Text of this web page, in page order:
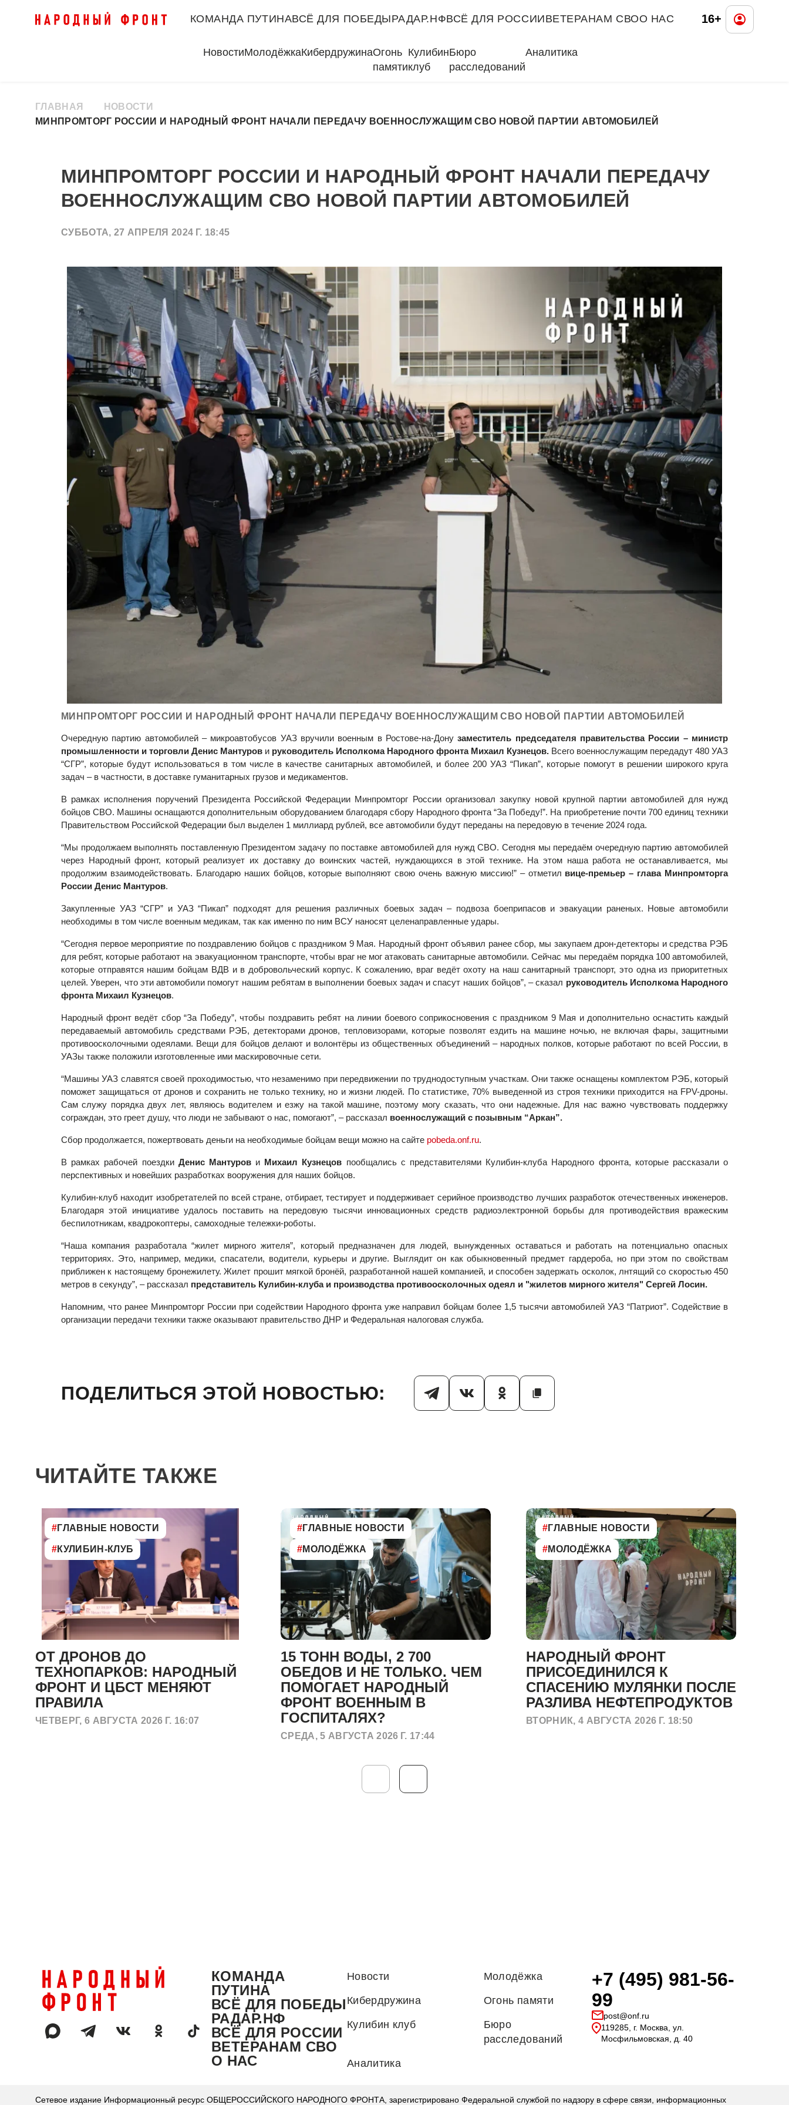
КОМАНДА ПУТИНАВСЁ ДЛЯ ПОБЕДЫРАДАР.НФВСЁ ДЛЯ РОССИИВЕТЕРАНАМ СВОО НАС 16+
НовостиМолодёжкаКибердружинаОгонь
памяти
Кулибин
клуб
Бюро
расследований
Аналитика
ГЛАВНАЯ
НОВОСТИ
МИНПРОМТОРГ РОССИИ И НАРОДНЫЙ ФРОНТ НАЧАЛИ ПЕРЕДАЧУ ВОЕННОСЛУЖАЩИМ СВО НОВОЙ ПАРТИИ АВТОМОБИЛЕЙ
МИНПРОМТОРГ РОССИИ И НАРОДНЫЙ ФРОНТ НАЧАЛИ ПЕРЕДАЧУ
ВОЕННОСЛУЖАЩИМ СВО НОВОЙ ПАРТИИ АВТОМОБИЛЕЙ
СУББОТА, 27 АПРЕЛЯ 2024 Г. 18:45
МИНПРОМТОРГ РОССИИ И НАРОДНЫЙ ФРОНТ НАЧАЛИ ПЕРЕДАЧУ ВОЕННОСЛУЖАЩИМ СВО НОВОЙ ПАРТИИ АВТОМОБИЛЕЙ
Очередную партию автомобилей – микроавтобусов УАЗ вручили военным в Ростове-на-Донузаместитель председателя правительства России – министр
промышленности и торговли Денис Мантуров и руководитель Исполкома Народного фронта Михаил Кузнецов. Всего военнослужащим передадут 480 УАЗ
“СГР”, которые будут использоваться в том числе в качестве санитарных автомобилей, и более 200 УАЗ “Пикап”, которые помогут в решении широкого круга
задач – в частности, в доставке гуманитарных грузов и медикаментов.
В рамках исполнения поручений Президента Российской Федерации Минпромторг России организовал закупку новой крупной партии автомобилей для нужд
бойцов СВО. Машины оснащаются дополнительным оборудованием благодаря сбору Народного фронта “За Победу!”. На приобретение почти 700 единиц техники
Правительством Российской Федерации был выделен 1 миллиард рублей, все автомобили будут переданы на передовую в течение 2024 года.
“Мы продолжаем выполнять поставленную Президентом задачу по поставке автомобилей для нужд СВО. Сегодня мы передаём очередную партию автомобилей
через Народный фронт, который реализует их доставку до воинских частей, нуждающихся в этой технике. На этом наша работа не останавливается, мы
продолжим взаимодействовать. Благодарю наших бойцов, которые выполняют свою очень важную миссию!” – отметил вице-премьер – глава Минпромторга
России Денис Мантуров.
Закупленные УАЗ “СГР” и УАЗ “Пикап” подходят для решения различных боевых задач – подвоза боеприпасов и эвакуации раненых. Новые автомобили
необходимы в том числе военным медикам, так как именно по ним ВСУ наносят целенаправленные удары.
“Сегодня первое мероприятие по поздравлению бойцов с праздником 9 Мая. Народный фронт объявил ранее сбор, мы закупаем дрон-детекторы и средства РЭБ
для ребят, которые работают на эвакуационном транспорте, чтобы враг не мог атаковать санитарные автомобили. Сейчас мы передаём порядка 100 автомобилей,
которые отправятся нашим бойцам ВДВ и в добровольческий корпус. К сожалению, враг ведёт охоту на наш санитарный транспорт, это одна из приоритетных
целей. Уверен, что эти автомобили помогут нашим ребятам в выполнении боевых задач и спасут наших бойцов”, – сказал руководитель Исполкома Народного
фронта Михаил Кузнецов.
Народный фронт ведёт сбор “За Победу”, чтобы поздравить ребят на линии боевого соприкосновения с праздником 9 Мая и дополнительно оснастить каждый
передаваемый автомобиль средствами РЭБ, детекторами дронов, тепловизорами, которые позволят ездить на машине ночью, не включая фары, защитными
противоосколочными одеялами. Вещи для бойцов делают и волонтёры из общественных объединений – народных полков, которые работают по всей России, в
УАЗы также положили изготовленные ими маскировочные сети.
“Машины УАЗ славятся своей проходимостью, что незаменимо при передвижении по труднодоступным участкам. Они также оснащены комплектом РЭБ, который
поможет защищаться от дронов и сохранить не только технику, но и жизни людей. По статистике, 70% выведенной из строя техники приходится на FPV-дроны.
Сам служу порядка двух лет, являюсь водителем и езжу на такой машине, поэтому могу сказать, что они надежные. Для нас важно чувствовать поддержку
сограждан, это греет душу, что люди не забывают о нас, помогают”, – рассказал военнослужащий с позывным “Аркан”.
Сбор продолжается, пожертвовать деньги на необходимые бойцам вещи можно на сайте pobeda.onf.ru.
В рамках рабочей поездки Денис Мантурови Михаил Кузнецов пообщались с представителями Кулибин-клуба Народного фронта, которые рассказали о
перспективных и новейших разработках вооружения для наших бойцов.
Кулибин-клуб находит изобретателей по всей стране, отбирает, тестирует и поддерживает серийное производство лучших разработок отечественных инженеров.
Благодаря этой инициативе удалось поставить на передовую тысячи инновационных средств радиоэлектронной борьбы для противодействия вражеским
беспилотникам, квадрокоптеры, самоходные тележки-роботы.
“Наша компания разработала “жилет мирного жителя”, который предназначен для людей, вынужденных оставаться и работать на потенциально опасных
территориях. Это, например, медики, спасатели, водители, курьеры и другие. Выглядит он как обыкновенный предмет гардероба, но при этом по свойствам
приближен к настоящему бронежилету. Жилет прошит мягкой бронёй, разработанной нашей компанией, и способен задержать осколок, лнтящий со скоростью 450
метров в секунду”, – рассказал представитель Кулибин-клубаи производства противоосколочных одеял и "жилетов мирного жителя" Сергей Лосин.
Напомним, что ранее Минпромторг России при содействии Народного фронта уже направил бойцам более 1,5 тысячи автомобилей УАЗ “Патриот”. Содействие в
организации передачи техники также оказывают правительство ДНР и Федеральная налоговая служба.
ПОДЕЛИТЬСЯ ЭТОЙ НОВОСТЬЮ:
ЧИТАЙТЕ ТАКЖЕ
#ГЛАВНЫЕ НОВОСТИ
#КУЛИБИН-КЛУБ
ОТ ДРОНОВ ДО
ТЕХНОПАРКОВ: НАРОДНЫЙ
ФРОНТ И ЦБСТ МЕНЯЮТ
ПРАВИЛА
ЧЕТВЕРГ, 6 АВГУСТА 2026 Г. 16:07
#ГЛАВНЫЕ НОВОСТИ
#МОЛОДЁЖКА
15 ТОНН ВОДЫ, 2 700
ОБЕДОВ И НЕ ТОЛЬКО. ЧЕМ
ПОМОГАЕТ НАРОДНЫЙ
ФРОНТ ВОЕННЫМ В
ГОСПИТАЛЯХ?
СРЕДА, 5 АВГУСТА 2026 Г. 17:44
#ГЛАВНЫЕ НОВОСТИ
#МОЛОДЁЖКА
НАРОДНЫЙ ФРОНТ
ПРИСОЕДИНИЛСЯ К
СПАСЕНИЮ МУЛЯНКИ ПОСЛЕ
РАЗЛИВА НЕФТЕПРОДУКТОВ
ВТОРНИК, 4 АВГУСТА 2026 Г. 18:50
КОМАНДА
ПУТИНА
ВСЁ ДЛЯ ПОБЕДЫ
РАДАР.НФ
ВСЁ ДЛЯ РОССИИ
ВЕТЕРАНАМ СВО
О НАС
Новости Молодёжка
Кибердружина Огонь памяти
Кулибин клуб
Бюро
расследований
Аналитика
+7 (495) 981-56-
99
post@onf.ru
119285, г. Москва, ул.
Мосфильмовская, д. 40
Сетевое издание Информационный ресурс ОБЩЕРОССИЙСКОГО НАРОДНОГО ФРОНТА, зарегистрировано Федеральной службой по надзору в сфере связи, информационных